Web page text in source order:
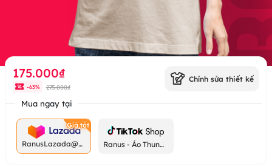
175.000₫
-63% 275.000₫
Chỉnh sửa thiết kế
Mua ngay tại
RanusLazada@g
mail.com
Ranus - Áo Thun